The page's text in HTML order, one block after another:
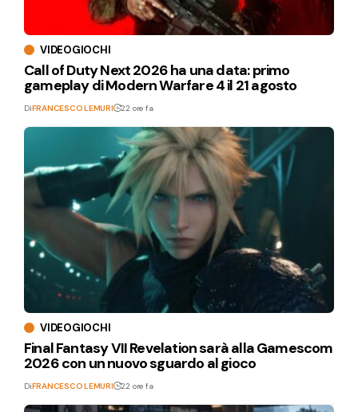
VIDEOGIOCHI
Call of Duty Next 2026 ha una data: primo
gameplay di Modern Warfare 4 il 21 agosto
DiFRANCESCO LEMURI 22 ore fa
VIDEOGIOCHI
Final Fantasy VII Revelation sarà alla Gamescom
2026 con un nuovo sguardo al gioco
DiFRANCESCO LEMURI 22 ore fa